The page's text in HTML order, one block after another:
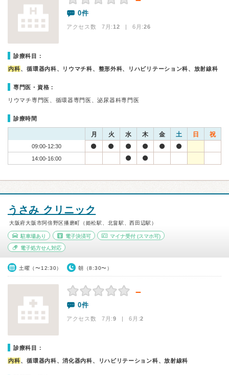
0件
アクセス数 7月:12 | 6月:26
診療科目：
内科、循環器内科、リウマチ科、整形外科、リハビリテーション科、放射線科
専門医・資格：
リウマチ専門医、循環器専門医、泌尿器科専門医
診療時間
月 火 水 木 金 土 日 祝
09:00-12:30
14:00-16:00
うさみ クリニック
大阪府大阪市阿倍野区播磨町（姫松駅、北畠駅、西田辺駅）
駐車場あり 電子決済可 マイナ受付 (スマホ可)
電子処方せん対応
土曜（〜12:30） 朝（8:30〜）
－
0件
アクセス数 7月:9 | 6月:2
診療科目：
内科、循環器内科、消化器内科、リハビリテーション科、放射線科